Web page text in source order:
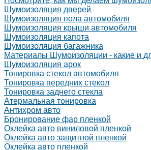
Шумоизоляция дверей
Шумоизоляция пола автомобиля
Шумоизоляция крыши автомобиля
Шумоизоляция капота
Шумоизоляция багажника
Материалы Шумоизоляции - какие и
Шумоизоляция арок
Тонировка стекол автомобиля
Тонировка передних стекол
Тонировка заднего стекла
Атермальная тонировка
Антихром авто
Бронирование фар пленкой
Оклейка авто виниловой пленкой
Оклейка авто защитной пленкой
Оклейка авто пленкой